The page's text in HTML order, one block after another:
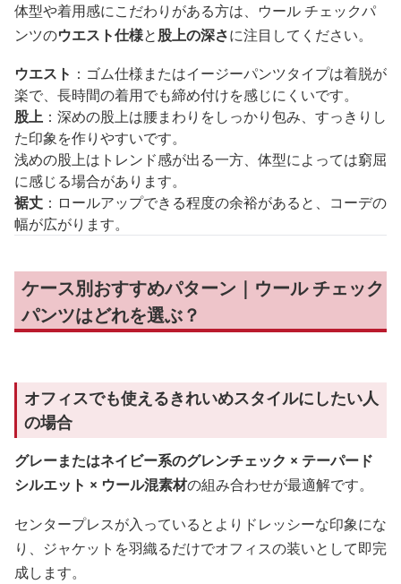
体型や着用感にこだわりがある方は、ウール チェックパ
ンツのウエスト仕様と股上の深さに注目してください。
ウエスト ：ゴム仕様またはイージーパンツタイプは着脱が
楽で、長時間の着用でも締め付けを感じにくいです。
股上 ：深めの股上は腰まわりをしっかり包み、すっきりし
た印象を作りやすいです。
浅めの股上はトレンド感が出る一方、体型によっては窮屈
に感じる場合があります。
裾丈 ：ロールアップできる程度の余裕があると、コーデの
幅が広がります。
ケース別おすすめパターン｜ウール チェック
パンツはどれを選ぶ？
オフィスでも使えるきれいめスタイルにしたい人
の場合
グレーまたはネイビー系のグレンチェック × テーパード
シルエット × ウール混素材の組み合わせが最適解です。
センタープレスが入っているとよりドレッシーな印象にな
り、ジャケットを羽織るだけでオフィスの装いとして即完
成します。